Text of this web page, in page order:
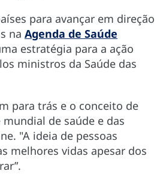
para avançar em direção
na Agenda de Saúde
estratégia para a ação
ministros da Saúde das
para trás e o conceito de
de saúde e das
"A ideia de pessoas
melhores vidas apesar dos